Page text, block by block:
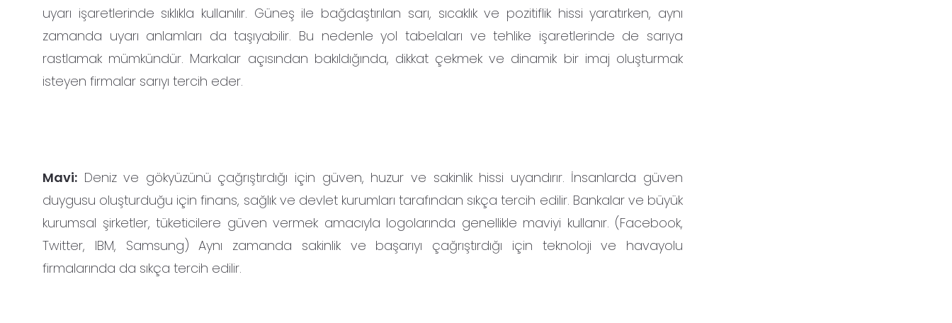
uyarı işaretlerinde sıklıkla kullanılır. Güneş ile bağdaştırılan sarı, sıcaklık ve pozitiflik hissi yaratırken, aynı
zamanda uyarı anlamları da taşıyabilir. Bu nedenle yol tabelaları ve tehlike işaretlerinde de sarıya
rastlamak mümkündür. Markalar açısından bakıldığında, dikkat çekmek ve dinamik bir imaj oluşturmak
isteyen firmalar sarıyı tercih eder.
Mavi: Deniz ve gökyüzünü çağrıştırdığı için güven, huzur ve sakinlik hissi uyandırır. İnsanlarda güven
duygusu oluşturduğu için finans, sağlık ve devlet kurumları tarafından sıkça tercih edilir. Bankalar ve büyük
kurumsal şirketler, tüketicilere güven vermek amacıyla logolarında genellikle maviyi kullanır. (Facebook,
Twitter, IBM, Samsung) Aynı zamanda sakinlik ve başarıyı çağrıştırdığı için teknoloji ve havayolu
firmalarında da sıkça tercih edilir.